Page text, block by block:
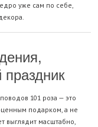
уже сам по себе,
101 роза — это
подарком, а не
выглядит масштабно,